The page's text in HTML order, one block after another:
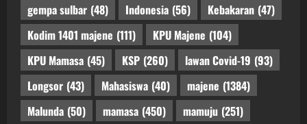
gempa sulbar (48) Indonesia (56) Kebakaran (47)
Kodim 1401 majene (111) KPU Majene (104)
KPU Mamasa (45) KSP (260) lawan Covid-19 (93)
Longsor (43) Mahasiswa (40) majene (1384)
Malunda (50) mamasa (450) mamuju (251)